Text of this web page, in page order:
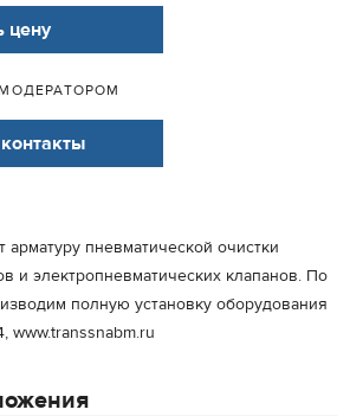
цену
арматуру пневматической очистки
и электропневматических клапанов. По
полную установку оборудования
www.transsnabm.ru